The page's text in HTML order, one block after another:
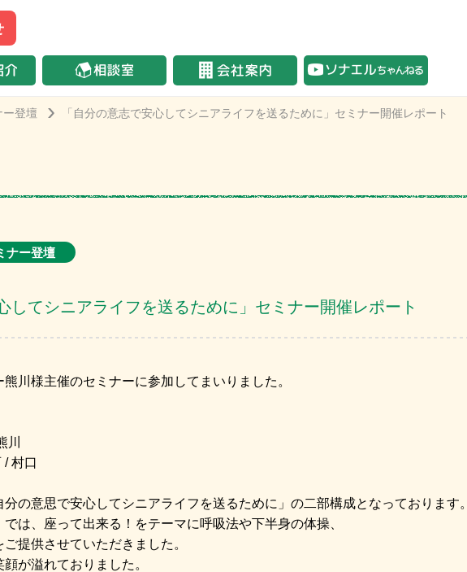
ー登壇 「自分の意志で安心してシニアライフを送るために」セミナー開催レポート
ナー登壇
してシニアライフを送るために」セミナー開催レポート
川様主催のセミナーに参加してまいりました。
/ 村口
の意思で安心してシニアライフを送るために」の二部構成となっております。
は、座って出来る！をテーマに呼吸法や下半身の体操、
提供させていただきました。
が溢れておりました。